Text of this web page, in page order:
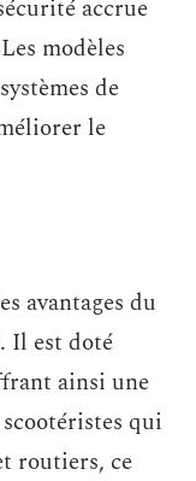
accrue
modèles
de
le
avantages du
Il est doté
ainsi une
qui
routiers, ce